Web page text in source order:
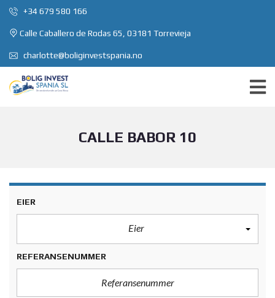
+34 679 580 166
Calle Caballero de Rodas 65, 03181 Torrevieja
charlotte@boliginvestspania.no
CALLE BABOR 10
EIER
Eier
REFERANSENUMMER